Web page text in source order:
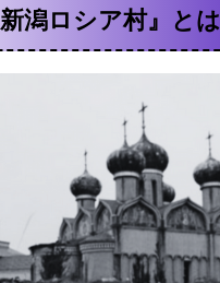
新潟ロシア村』とは